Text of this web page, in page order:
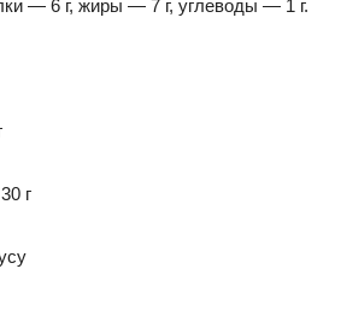
— 6 г, жиры — 7 г, углеводы — 1 г.
г